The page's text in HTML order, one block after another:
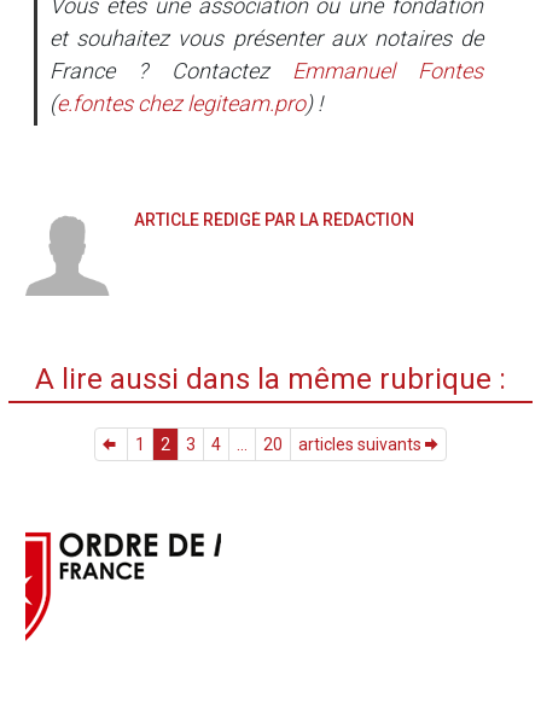
et souhaitez vous présenter aux notaires de
France ? Contactez
Emmanuel Fontes
(e.fonteschezlegiteam.pro) !
ARTICLE RÉDIGÉ PAR LA RÉDACTION
A lire aussi dans la même rubrique :
1 2 3 4 20 articles suivants